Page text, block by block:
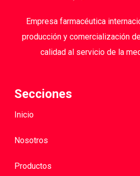
Empresa farmacéutica
producción y comercialización
calidad al servicio de la
Secciones
Inicio
Nosotros
Productos